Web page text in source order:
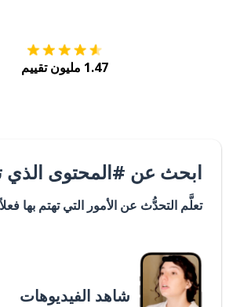
1.47 مليون تقييم
ابحث عن #المحتوى الذي
تعلَّم التحدُّث عن الأمور التي تهتم بها فعلاً
شاهد الفيديوهات